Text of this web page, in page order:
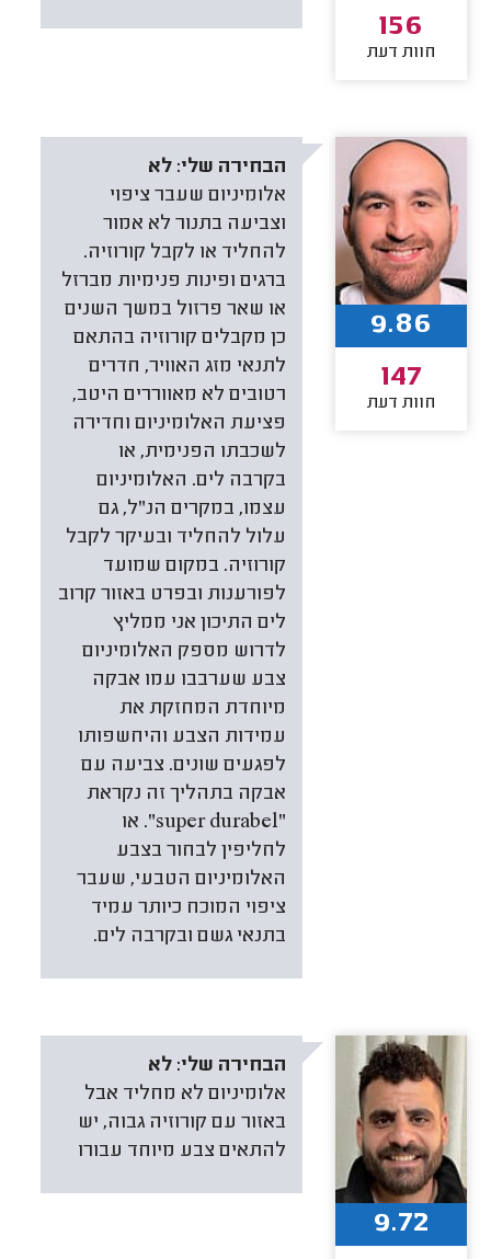
156
חוות דעת
הבחירה שלי: לא
אלומיניום שעבר ציפוי
וצביעה בתנור לא אמור
להחליד או לקבל קורוזיה.
ברגים ופינות פנימיות מברזל
או שאר פרזול במשך השנים
כן מקבלים קורוזיה בהתאם
לתנאי מזג האוויר, חדרים
רטובים לא מאווררים היטב,
פציעת האלומיניום וחדירה
לשכבתו הפנימית, או
בקרבה לים. האלומיניום
עצמו, במקרים הנ"ל, גם
עלול להחליד ובעיקר לקבל
קורוזיה. במקום שמועד
לפורענות ובפרט באזור קרוב
לים התיכון אני ממליץ
לדרוש מספק האלומיניום
צבע שערבבו עמו אבקה
מיוחדת המחזקת את
עמידות הצבע והיחשפותו
לפגעים שונים. צביעה עם
אבקה בתהליך זה נקראת
"super durabel". או
לחליפין לבחור בצבע
האלומיניום הטבעי, שעבר
ציפוי המוכח כיותר עמיד
בתנאי גשם ובקרבה לים.
9.86
147
חוות דעת
הבחירה שלי: לא
אלומיניום לא מחליד אבל
באזור עם קורוזיה גבוה, יש
להתאים צבע מיוחד עבורו
9.72